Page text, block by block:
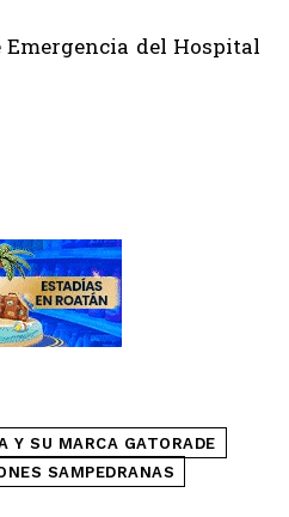
Emergencia del Hospital
Y SU MARCA GATORADE
SAMPEDRANAS